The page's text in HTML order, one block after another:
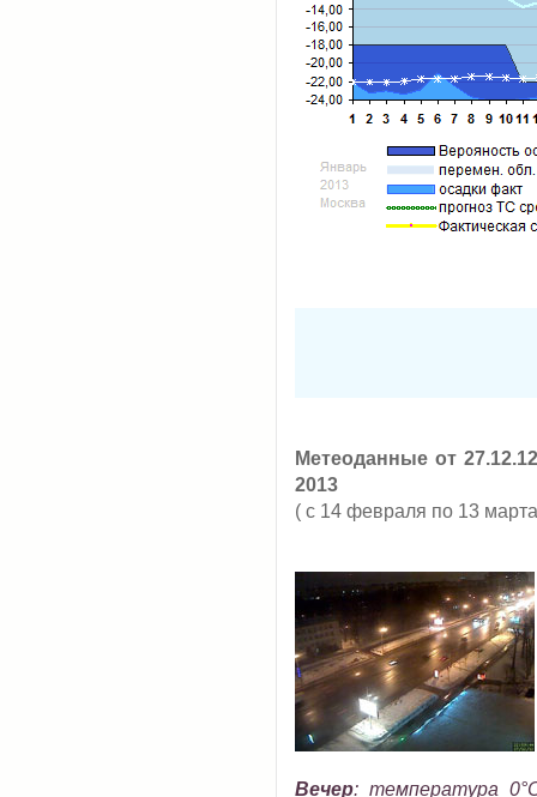
Метеоданные от
2013
( с 14 февраля по 13
Вечер: температура